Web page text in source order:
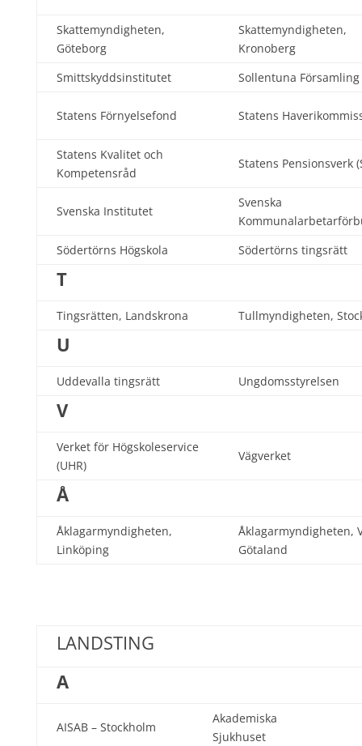
Skattemyndigheten,
Göteborg
Skattemyndigheten,
Kronoberg
Smittskyddsinstitutet
Sollentuna Församling
Statens Förnyelsefond Statens
Statens Kvalitet och
Kompetensråd
Statens Pensionsverk
Svenska Institutet
Svenska
Södertörns Högskola
Södertörns tingsrätt
T
Tingsrätten, Landskrona Tullmyndigheten,
U
Uddevalla tingsrätt Ungdomsstyrelsen
V
Verket för Högskoleservice
(UHR)
Vägverket
Å
Åklagarmyndigheten,
Linköping
Åklagarmyndigheten,
Götaland
LANDSTING
A
AISAB – Stockholm
Akademiska
Sjukhuset